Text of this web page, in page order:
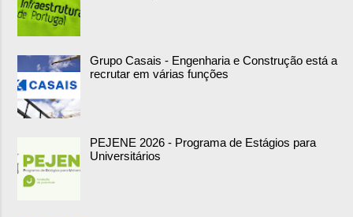
Grupo Casais - Engenharia e Construção está a
recrutar em várias funções
PEJENE 2026 - Programa de Estágios para
Universitários